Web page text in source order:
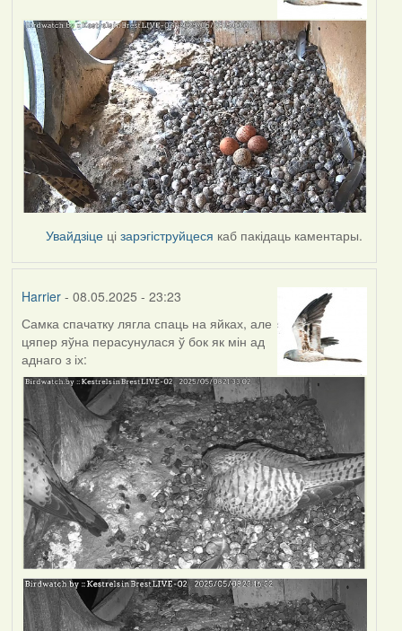
Увайдзіце цізарэгіструйцеся каб пакідаць каментары.
Harrier- 08.05.2025 - 23:23
Самка спачатку лягла спаць на яйках, але
цяпер яўна перасунулася ў бок як мін ад
аднаго з іх: